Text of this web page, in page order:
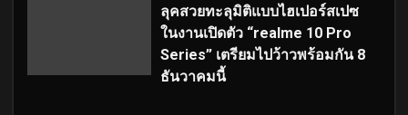
ลุคสวยทะลุมิติแบบไฮเปอร์สเปซ
ในงานเปิดตัว “realme 10 Pro
Series” เตรียมไปว้าวพร้อมกัน 8
ธันวาคมนี้